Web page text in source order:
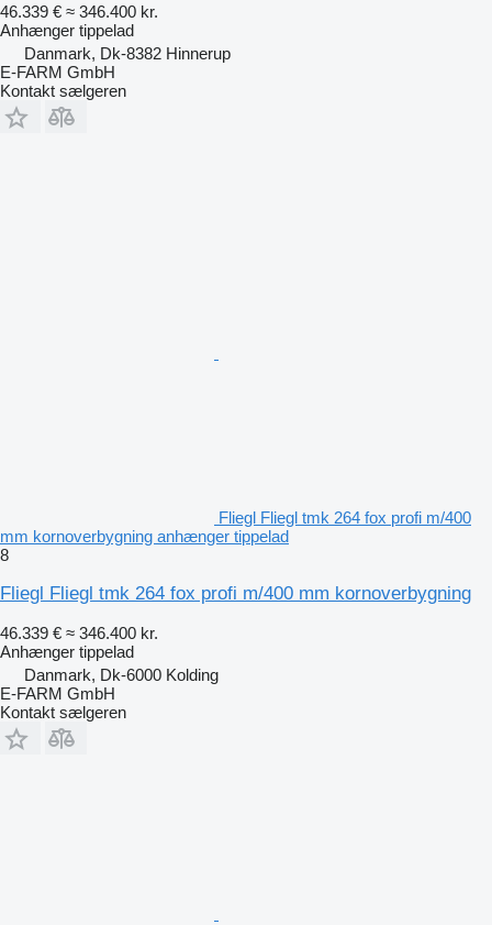
46.339 € ≈ 346.400 kr.
Anhænger tippelad
Danmark, Dk-8382 Hinnerup
E-FARM GmbH
Kontakt sælgeren
Fliegl Fliegl tmk 264 fox profi m/400
mm kornoverbygning anhænger tippelad
8
Fliegl Fliegl tmk 264 fox profi m/400 mm kornoverbygning
46.339 € ≈ 346.400 kr.
Anhænger tippelad
Danmark, Dk-6000 Kolding
E-FARM GmbH
Kontakt sælgeren